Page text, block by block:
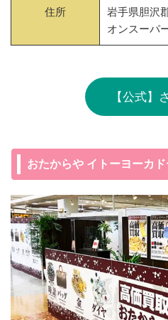
住所
岩手県胆沢
オンスーパ
【公式】
おたからや イトーヨーカ